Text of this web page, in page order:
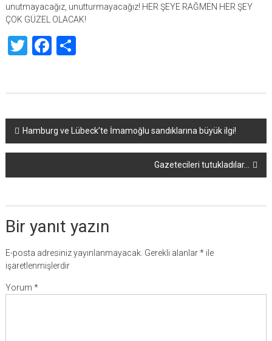
unutmayacağız, unutturmayacağız! HER ŞEYE RAĞMEN HER ŞEY
ÇOK GÜZEL OLACAK!
TwitterFacebook
Yazı
dolaşımı
Hamburg ve Lübeck’te İmamoğlu sandıklarına büyük ilgi!
Gazetecileri tutukladılar…
Bir yanıt yazın
E-posta adresiniz yayınlanmayacak. Gerekli alanlar*ile
işaretlenmişlerdir
Yorum *